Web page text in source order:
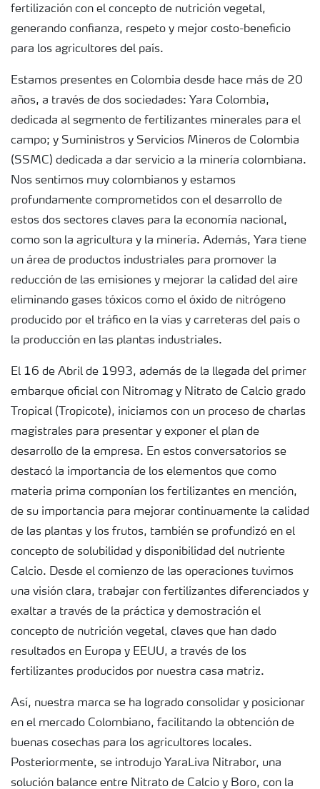
fertilización con el concepto de nutrición vegetal,
generando confianza, respeto y mejor costo-beneficio
para los agricultores del país.
Estamos presentes en Colombia desde hace más de 20
años, a través de dos sociedades: Yara Colombia,
dedicada al segmento de fertilizantes minerales para el
campo; y Suministros y Servicios Mineros de Colombia
(SSMC) dedicada a dar servicio a la minería colombiana.
Nos sentimos muy colombianos y estamos
profundamente comprometidos con el desarrollo de
estos dos sectores claves para la economía nacional,
como son la agricultura y la minería. Además, Yara tiene
un área de productos industriales para promover la
reducción de las emisiones y mejorar la calidad del aire
eliminando gases tóxicos como el óxido de nitrógeno
producido por el tráfico en la vías y carreteras del país o
la producción en las plantas industriales.
El 16 de Abril de 1993, además de la llegada del primer
embarque oficial con Nitromag y Nitrato de Calcio grado
Tropical (Tropicote), iniciamos con un proceso de charlas
magistrales para presentar y exponer el plan de
desarrollo de la empresa. En estos conversatorios se
destacó la importancia de los elementos que como
materia prima componían los fertilizantes en mención,
de su importancia para mejorar continuamente la calidad
de las plantas y los frutos, también se profundizó en el
concepto de solubilidad y disponibilidad del nutriente
Calcio. Desde el comienzo de las operaciones tuvimos
una visión clara, trabajar con fertilizantes diferenciados y
exaltar a través de la práctica y demostración el
concepto de nutrición vegetal, claves que han dado
resultados en Europa y EEUU, a través de los
fertilizantes producidos por nuestra casa matriz.
Así, nuestra marca se ha logrado consolidar y posicionar
en el mercado Colombiano, facilitando la obtención de
buenas cosechas para los agricultores locales.
Posteriormente, se introdujo YaraLiva Nitrabor, una
solución balance entre Nitrato de Calcio y Boro, con la